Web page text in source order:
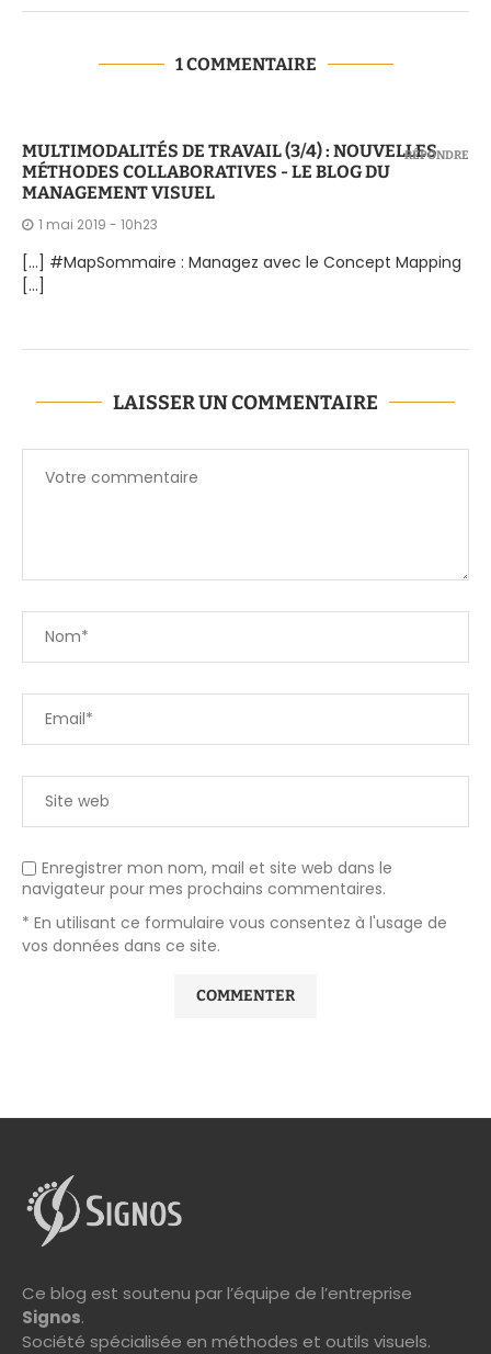
1 COMMENTAIRE
MULTIMODALITÉS DE TRAVAIL (3/4) : NOUVELLES
MÉTHODES COLLABORATIVES - LE BLOG DU
MANAGEMENT VISUEL
1 mai 2019 - 10h23
[…] #MapSommaire : Managez avec le Concept Mapping
[…]
RÉPONDRE
LAISSER UN COMMENTAIRE
Enregistrer mon nom, mail et site web dans le
navigateur pour mes prochains commentaires.
* En utilisant ce formulaire vous consentez à l'usage de
vos données dans ce site.
Ce blog est soutenu par l’équipe de l’entreprise
Signos.
Société spécialisée en méthodes et outils visuels.